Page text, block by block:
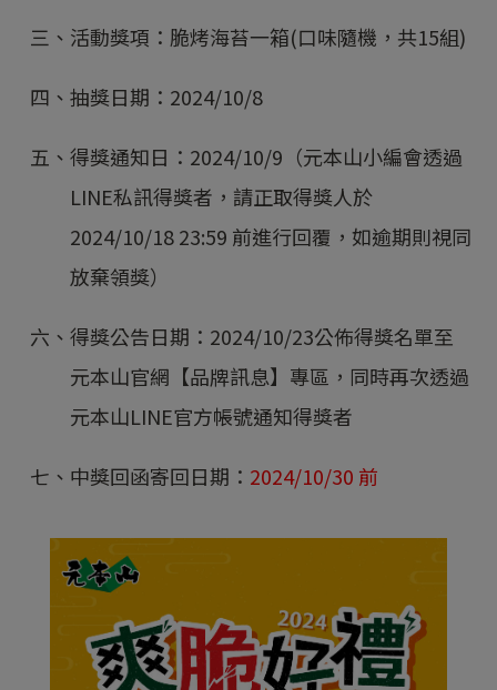
三、活動獎項：脆烤海苔一箱(口味隨機，共15組)
四、抽獎日期：2024/10/8
五、得獎通知日：2024/10/9（元本山小編會透過
LINE私訊得獎者，請正取得獎人於
2024/10/18 23:59 前進行回覆，如逾期則視同
放棄領獎）
六、得獎公告日期：2024/10/23公佈得獎名單至
元本山官網【品牌訊息】專區，同時再次透過
元本山LINE官方帳號通知得獎者
七、中獎回函寄回日期： 2024/10/30 前